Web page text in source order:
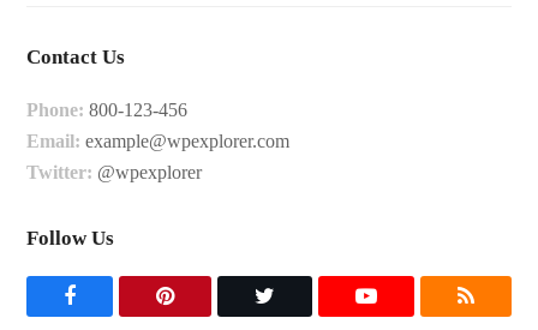
Contact Us
Phone: 800-123-456
Email: example@wpexplorer.com
Twitter: @wpexplorer
Follow Us
F
P
T
Y
R